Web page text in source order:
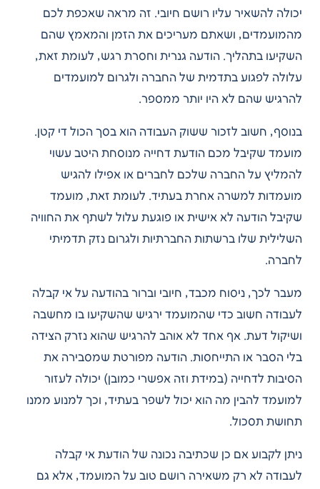
יכולה להשאיר עליו רושם חיובי. זה מראה שאכפת לכם
מהמועמדים, ושאתם מעריכים את הזמן והמאמץ שהם
השקיעו בתהליך. הודעה גנרית וחסרת רגש, לעומת זאת,
עלולה לפגוע בתדמית של החברה ולגרום למועמדים
להרגיש שהם לא היו יותר ממספר.
בנוסף, חשוב לזכור ששוק העבודה הוא בסך הכול די קטן.
מועמד שקיבל מכם הודעת דחייה מנוסחת היטב עשוי
להמליץ על החברה שלכם לחברים או אפילו להגיש
מועמדות למשרה אחרת בעתיד. לעומת זאת, מועמד
שקיבל הודעה לא אישית או פוגעת עלול לשתף את החוויה
השלילית שלו ברשתות החברתיות ולגרום נזק תדמיתי
לחברה.
מעבר לכך, ניסוח מכבד, חיובי וברור בהודעה על אי קבלה
לעבודה חשוב כדי שהמועמד ירגיש שהשקיעו בו מחשבה
ושיקול דעת. אף אחד לא אוהב להרגיש שהוא נזרק הצידה
בלי הסבר או התייחסות. הודעה מפורטת שמסבירה את
הסיבות לדחייה (במידת וזה אפשרי כמובן) יכולה לעזור
למועמד להבין מה הוא יכול לשפר בעתיד, וכך למנוע ממנו
תחושת תסכול.
ניתן לקבוע אם כן שכתיבה נכונה של הודעת אי קבלה
לעבודה לא רק משאירה רושם טוב על המועמד, אלא גם